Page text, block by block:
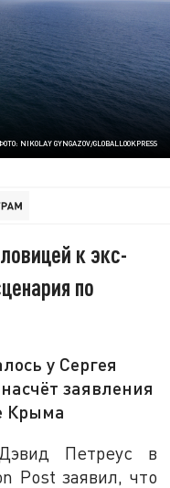
NIKOLAY GYNGAZOV/GLOBALLOOKPRESS
к экс-
по
у Сергея
заявления
Крыма
Петреус в
Post заявил, что